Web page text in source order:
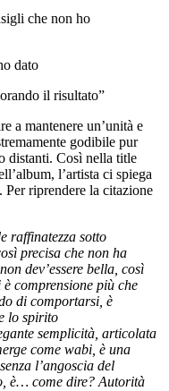
che non ho
dato
il risultato”
a mantenere un’unità e
godibile pur
distanti. Così nella title
l’artista ci spiega
riprendere la citazione
raffinatezza sotto
precisa che non ha
dev’essere bella, così
comprensione più che
di comportarsi, è
lo spirito
semplicità, articolata
come wabi, è una
l’angoscia del
è… come dire? Autorità